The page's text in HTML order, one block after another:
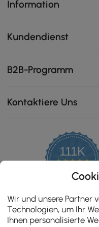
Information
Kundendienst
B2B-Programm
Kontaktiere Uns
111K
4.8
star
rating
ZERTIFIZIERTE
Wir und unsere Partner
Technologien, um Ihr
Ihnen personalisierte